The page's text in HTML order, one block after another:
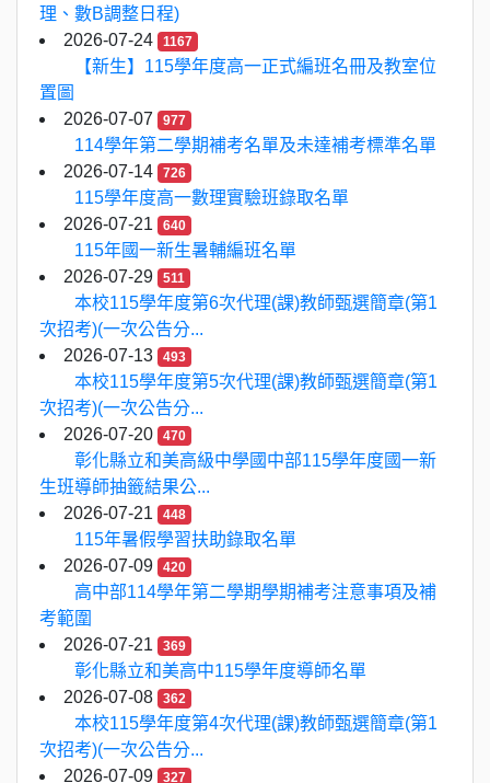
理、數B調整日程)
2026-07-24
1167
【新生】115學年度高一正式編班名冊及教室位
置圖
2026-07-07
977
114學年第二學期補考名單及未達補考標準名單
2026-07-14
726
115學年度高一數理實驗班錄取名單
2026-07-21
640
115年國一新生暑輔編班名單
2026-07-29
511
本校115學年度第6次代理(課)教師甄選簡章(第1
次招考)(一次公告分...
2026-07-13
493
本校115學年度第5次代理(課)教師甄選簡章(第1
次招考)(一次公告分...
2026-07-20
470
彰化縣立和美高級中學國中部115學年度國一新
生班導師抽籤結果公...
2026-07-21
448
115年暑假學習扶助錄取名單
2026-07-09
420
高中部114學年第二學期學期補考注意事項及補
考範圍
2026-07-21
369
彰化縣立和美高中115學年度導師名單
2026-07-08
362
本校115學年度第4次代理(課)教師甄選簡章(第1
次招考)(一次公告分...
2026-07-09
327